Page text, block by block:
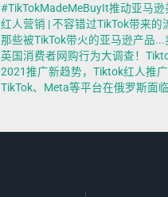
#TikTokMadeMeBuyIt推动亚马
红人营销 | 不容错过TikTok带来
那些被TikTok带火的亚马逊产品
英国消费者网购行为大调查！
2021推广新趋势，Tiktok红人推
TikTok、Meta等平台在俄罗斯面